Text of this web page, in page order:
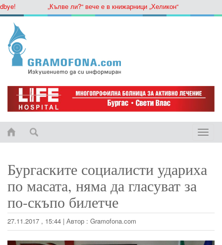
„Кълве ли?“ вече е в книжарници „Хеликон“
Toggle
Бургаските социалисти удариха
по масата, няма да гласуват за
по-скъпо билетче
27.11.2017 , 15:44 | Автор : Gramofona.com